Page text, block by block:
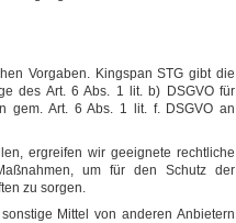
Vorgaben. Kingspan STG gibt die
des Art. 6 Abs. 1 lit. b) DSGVO für
gem. Art. 6 Abs. 1 lit. f. DSGVO an
ergreifen wir geeignete rechtliche
um für den Schutz der
zu sorgen.
Mittel von anderen Anbietern